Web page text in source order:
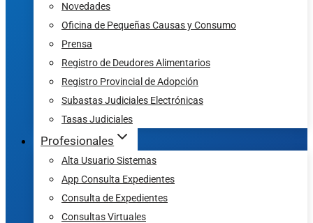
Novedades
Oficina de Pequeñas Causas y Consumo
Prensa
Registro de Deudores Alimentarios
Registro Provincial de Adopción
Subastas Judiciales Electrónicas
Tasas Judiciales
Profesionales
Alta Usuario Sistemas
App Consulta Expedientes
Consulta de Expedientes
Consultas Virtuales